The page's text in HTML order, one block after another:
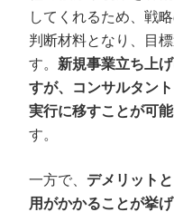
してくれるため、戦
判断材料となり、目
す。 新規事業立ち上
すが、コンサルタン
実行に移すことが可
す。
一方で、 デメリット
用がかかることが挙